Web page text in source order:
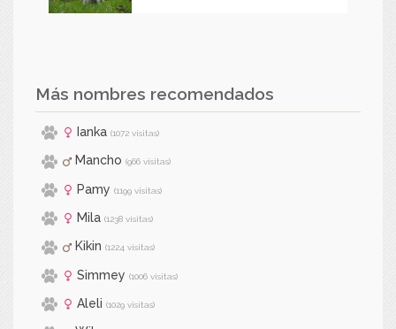
Más nombres recomendados
Ianka (1072 visitas)
Mancho (966 visitas)
Pamy (1199 visitas)
Mila (1238 visitas)
Kikin (1224 visitas)
Simmey (1006 visitas)
Aleli (1029 visitas)